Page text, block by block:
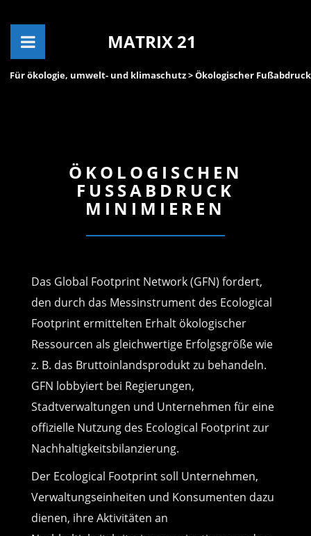
MATRIX 21
Für ökologie, umwelt- und klimaschutz> Ökologischer Fußabdruck
ÖKOLOGISCHEN
FUSSABDRUCK M
INIMIEREN
Das Global Footprint Network (GFN) fordert,
den durch das Messinstrument des Ecological
Footprint ermittelten Erhalt ökologischer
Ressourcen als gleichwertige Erfolgsgröße wie
z. B. das Bruttoinlandsprodukt zu behandeln.
GFN lobbyiert bei Regierungen,
Stadtverwaltungen und Unternehmen für eine
offizielle Nutzung des Ecological Footprint zur
Nachhaltigkeitsbilanzierung.
Der Ecological Footprint soll Unternehmen,
Verwaltungseinheiten und Konsumenten dazu
dienen, ihre Aktivitäten an